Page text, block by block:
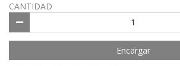
CANTIDAD
Encargar